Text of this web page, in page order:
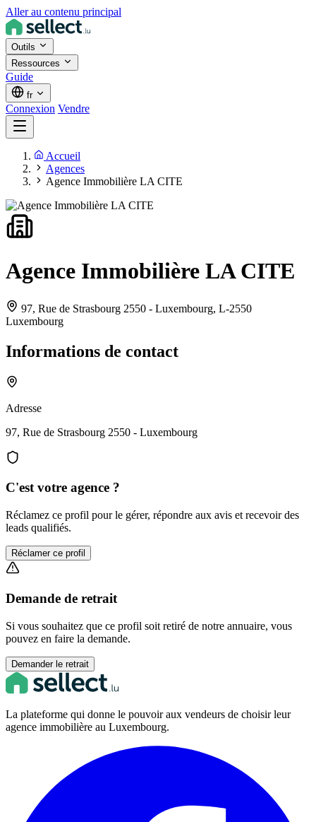
Aller au contenu principal
Outils
Ressources
Guide
fr
Connexion Vendre
Accueil
Agences
Agence Immobilière LA CITE
Agence Immobilière LA CITE
97, Rue de Strasbourg 2550 - Luxembourg, L-2550
Luxembourg
Informations de contact
Adresse
97, Rue de Strasbourg 2550 - Luxembourg
C'est votre agence ?
Réclamez ce profil pour le gérer, répondre aux avis et recevoir des
leads qualifiés.
Réclamer ce profil
Demande de retrait
Si vous souhaitez que ce profil soit retiré de notre annuaire, vous
pouvez en faire la demande.
Demander le retrait
La plateforme qui donne le pouvoir aux vendeurs de choisir leur
agence immobilière au Luxembourg.